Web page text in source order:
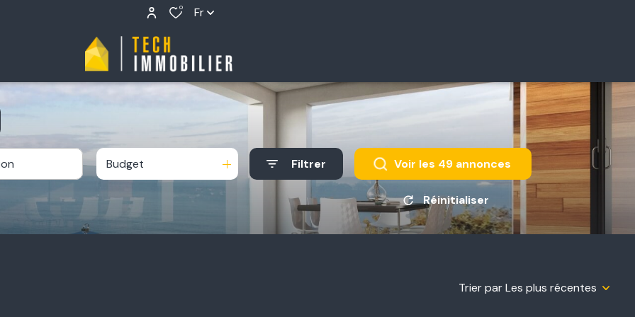
0 Fr
Budget Filtrer Voir les 49annonces
Réinitialiser
Trier par Les plus récentes